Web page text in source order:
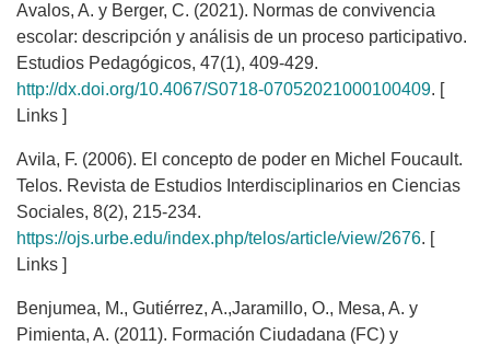
Avalos, A. y Berger, C. (2021). Normas de convivencia
escolar: descripción y análisis de un proceso participativo.
Estudios Pedagógicos, 47(1), 409-429.
http://dx.doi.org/10.4067/S0718-07052021000100409. [
Links ]
Avila, F. (2006). El concepto de poder en Michel Foucault.
Telos. Revista de Estudios Interdisciplinarios en Ciencias
Sociales, 8(2), 215-234.
https://ojs.urbe.edu/index.php/telos/article/view/2676. [
Links ]
Benjumea, M., Gutiérrez, A.,Jaramillo, O., Mesa, A. y
Pimienta, A. (2011). Formación Ciudadana (FC) y